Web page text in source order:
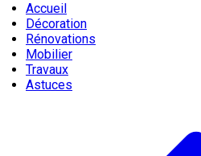
Accueil
Décoration
Rénovations
Mobilier
Travaux
Astuces